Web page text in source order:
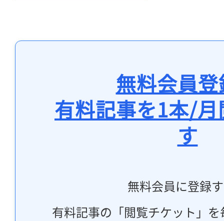
無料会員
有料記事を1本/
す
無料会員に登録
有料記事の「閲覧チケット」